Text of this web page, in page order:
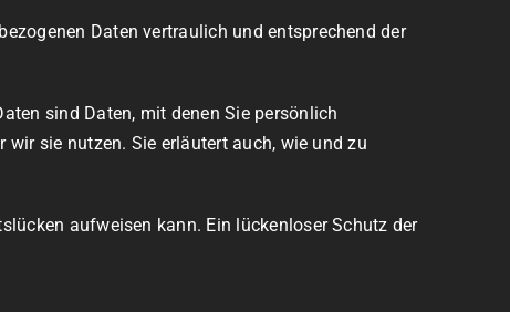
Daten vertraulich und entsprechend der
sind Daten, mit denen Sie persönlich
sie nutzen. Sie erläutert auch, wie und zu
aufweisen kann. Ein lückenloser Schutz der